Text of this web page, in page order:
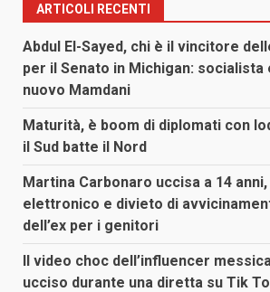
ARTICOLI RECENTI
Abdul El-Sayed, chi è il vincitore
per il Senato in Michigan: socialista
nuovo Mamdani
Maturità, è boom di diplomati con
il Sud batte il Nord
Martina Carbonaro uccisa a 14
elettronico e divieto di
dell’ex per i genitori
Il video choc dell’influencer
ucciso durante una diretta su Tik